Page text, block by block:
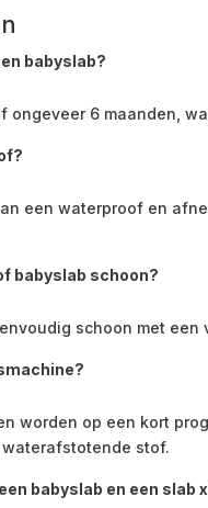
babyslab?
ongeveer 6 maanden,
een waterproof en
babyslab schoon?
schoon met
worden op een kort
stof.
babyslab en een slab